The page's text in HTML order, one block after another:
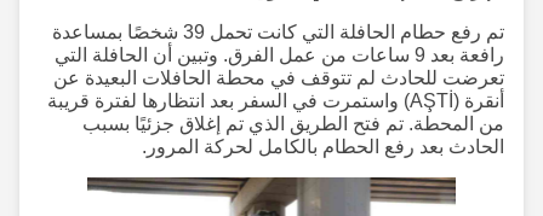
تم رفع حطام الحافلة التي كانت تحمل 39 شخصًا بمساعدة
رافعة بعد 9 ساعات من عمل الفرق. وتبين أن الحافلة التي
تعرضت للحادث لم تتوقف في محطة الحافلات البعيدة عن
أنقرة (AŞTİ) واستمرت في السفر بعد انتظارها لفترة قريبة
من المحطة. تم فتح الطريق الذي تم إغلاق جزئيًا بسبب
الحادث بعد رفع الحطام بالكامل لحركة المرور.